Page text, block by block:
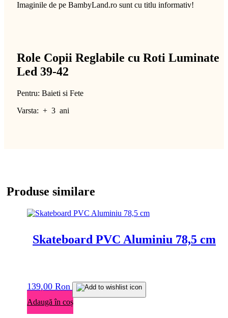
Imaginile de pe BambyLand.ro sunt cu titlu informativ!
Role Copii Reglabile cu Roti Luminate
Led 39-42
Pentru: Baieti si Fete
Varsta: + 3 ani
Produse similare
Skateboard PVC Aluminiu 78,5 cm
139,00 Ron
Adaugă în coș